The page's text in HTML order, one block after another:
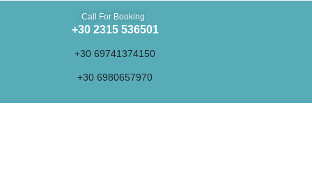
Call For Booking :
+30 2315 536501
+30 69741374150
+30 6980657970